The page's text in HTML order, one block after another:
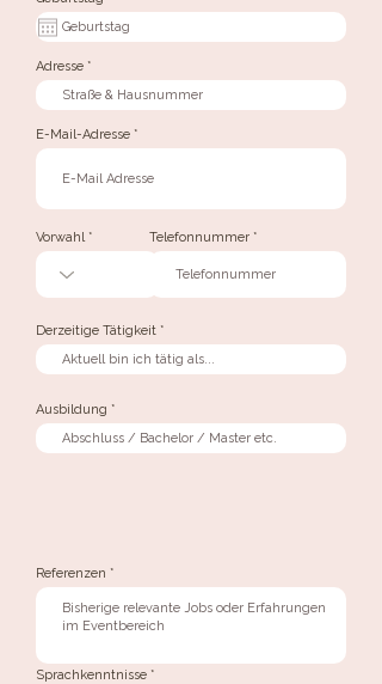
e
q
u
d
Adresse
E-Mail-Adresse
Vorwahl Telefonnummer
Derzeitige Tätigkeit
Ausbildung
Referenzen
Sprachkenntnisse